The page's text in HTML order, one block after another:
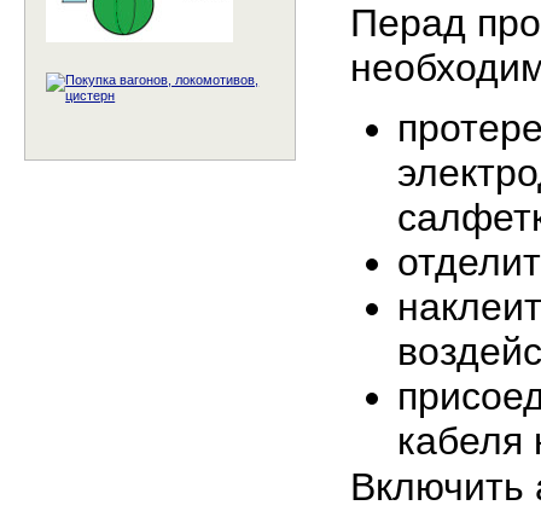
Перад
кабеля
Включить